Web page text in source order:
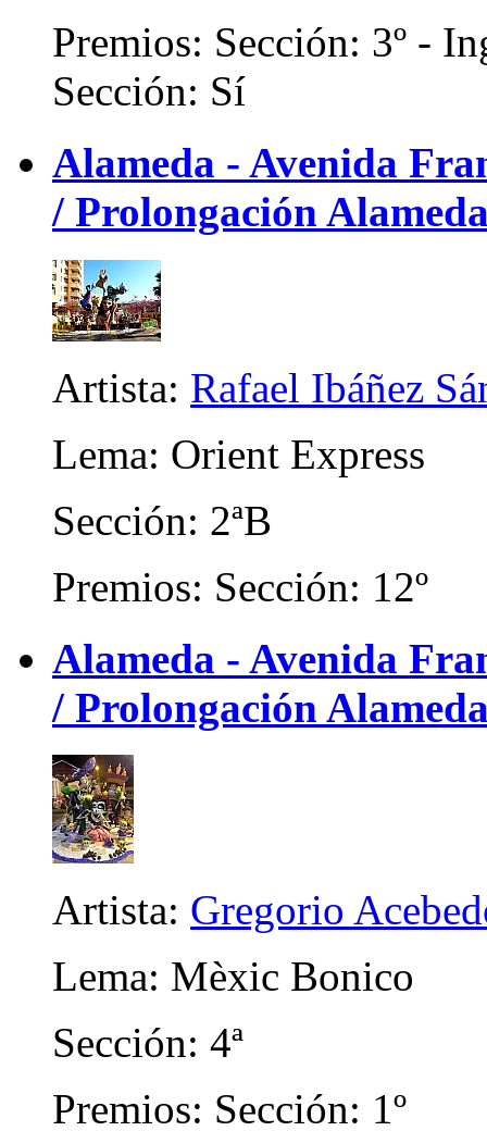
Premios: Sección: 3º -
Sección: Sí
Alameda - Avenida
/ Prolongación
Artista: Rafael Ibáñez
Lema: Orient Express
Sección: 2ªB
Premios: Sección: 12º
Alameda - Avenida
/ Prolongación
Artista: Gregorio
Lema: Mèxic Bonico
Sección: 4ª
Premios: Sección: 1º